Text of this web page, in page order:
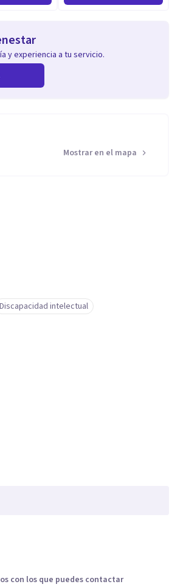
y experiencia a tu servicio.
Mostrar en el mapa
Discapacidad intelectual
con los que puedes contactar